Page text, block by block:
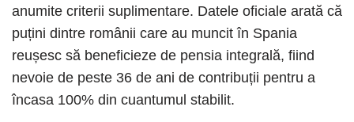
anumite criterii suplimentare. Datele oficiale arată că
puțini dintre românii care au muncit în Spania
reușesc să beneficieze de pensia integrală, fiind
nevoie de peste 36 de ani de contribuții pentru a
încasa 100% din cuantumul stabilit.